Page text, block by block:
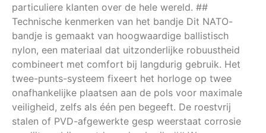
particuliere klanten over de hele wereld. ##
Technische kenmerken van het bandje Dit NATO-
bandje is gemaakt van hoogwaardige ballistisch
nylon, een materiaal dat uitzonderlijke robuustheid
combineert met comfort bij langdurig gebruik. Het
twee-punts-systeem fixeert het horloge op twee
onafhankelijke plaatsen aan de pols voor maximale
veiligheid, zelfs als één pen begeeft. De roestvrij
stalen of PVD-afgewerkte gesp weerstaat corrosie